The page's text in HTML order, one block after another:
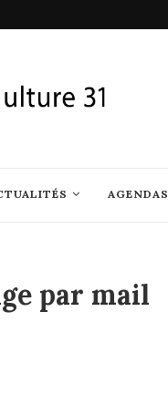
AGENDAS
par mail